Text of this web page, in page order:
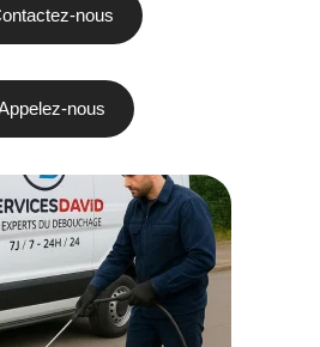
nous
nous